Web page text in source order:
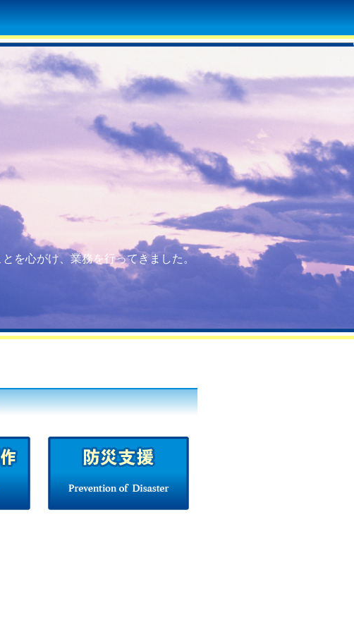
を心がけ、業務を行ってきました。